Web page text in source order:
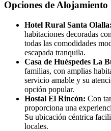
Opciones de Alojamiento
Hotel Rural Santa Olalla:
habitaciones decoradas
todas las comodidades
escapada tranquila.
Casa de Huéspedes La
familias, con amplias
servicio amable y su
opción popular.
Hostal El Rincón: Con
proporciona una
Su ubicación céntrica
locales.